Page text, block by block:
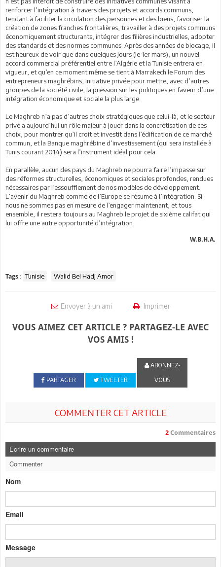
renforcer l’intégration à travers des projets et accords communs,
tendant à faciliter la circulation des personnes et des biens, favoriser la
création de zones franches frontalières, travailler à des projets communs
économiquement structurants, intégrer des filières industrielles, adopter
des standards et des normes communes. Après des années de blocage, il
est heureux de voir que dans quelques jours (le 1er mars), un nouvel
accord commercial préférentiel entre l’Algérie et la Tunisie entrera en
vigueur, et qu’en ce moment même se tient à Marrakech le Forum des
entrepreneurs maghrébins, initiative privée pour mettre, avec d’autres
groupes de la société civile, la pression sur les politiques en faveur d’une
intégration économique et sociale la plus large.
Le Maghreb n’a pas d’autres choix stratégiques que celui-là, et le secteur
privé a aujourd’hui un rôle majeur à jouer dans la concrétisation de ces
choix, pour montrer qu’il croit et investit dans l’édification de ce marché
commun, et la Banque maghrébine d’investissement (qui sera installée à
Tunis courant 2014) sera l’instrument idéal pour cela.
En parallèle, aucun des pays du Maghreb ne pourra faire l’impasse sur
des réformes structurelles, économiques et sociales profondes, rendues
nécessaires par l’essoufflement de nos modèles de développement.
L’avenir du Maghreb comme de l’Europe se résume à l’intégration. Si
nous ne sommes pas en mesure de l’engager maintenant, et tous
ensemble, il restera toujours au Maghreb le projet de sixième califat qui
lui offre une autre opportunité d’intégration.
W.B.H.A.
Tags : Tunisie Walid Bel Hadj Amor
Envoyer à un ami Imprimer
VOUS AIMEZ CET ARTICLE ? PARTAGEZ-LE AVEC
VOS AMIS !
PARTAGER TWEETER
ABONNEZ-
VOUS
COMMENTER CET ARTICLE
2 Commentaires
Ecrire un commentaire
Commenter
Nom
Email
Message